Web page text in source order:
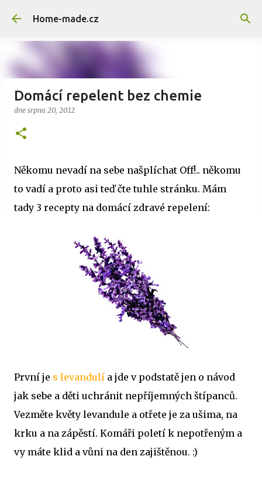
Přeskočit na hlavní obsah
Home-made.cz
Domácí repelent bez chemie
dne srpna 20, 2012
Někomu nevadí na sebe našplíchat Off!.. někomu
to vadí a proto asi teď čte tuhle stránku. Mám
tady 3 recepty na domácí zdravé repelení:
První je s levandulí a jde v podstatě jen o návod
jak sebe a děti uchránit nepříjemných štípanců.
Vezměte květy levandule a otřete je za ušima, na
krku a na zápěstí. Komáři poletí k nepotřeným a
vy máte klid a vůni na den zajištěnou. :)